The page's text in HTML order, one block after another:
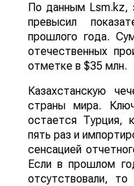
По данным Lsm.kz,
превысил
прошлого года.
отечественных
отметке в $35 млн.
Казахстанскую
страны мира.
остается Турция,
пять раз и
сенсацией
Если в прошлом
отсутствовали,